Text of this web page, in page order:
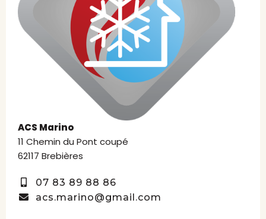
ACS Marino
11 Chemin du Pont coupé
62117 Brebières
07 83 89 88 86
acs.marino@gmail.com